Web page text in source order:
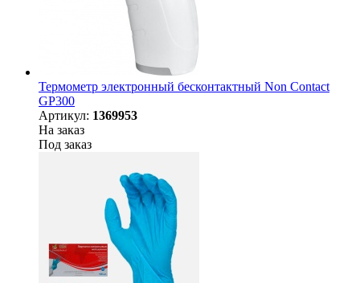
Термометр электронный бесконтактный Non Contact
GP300
Артикул: 1369953
На заказ
Под заказ